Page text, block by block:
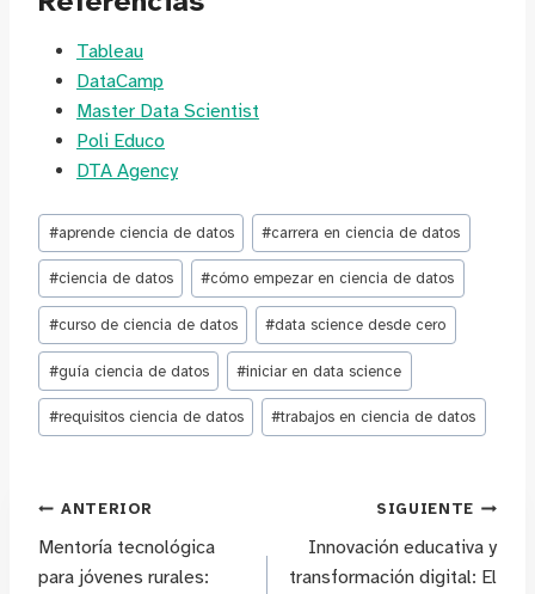
Tableau
DataCamp
Master Data Scientist
Poli Educo
DTA Agency
Etiquetas
de
la
entrada:
#aprende ciencia de datos #carrera en ciencia de datos
#ciencia de datos #cómo empezar en ciencia de datos
#curso de ciencia de datos #data science desde cero
#guía ciencia de datos #iniciar en data science
#requisitos ciencia de datos #trabajos en ciencia de datos
Navegación
de
ANTERIOR
Mentoría tecnológica
para jóvenes rurales:
SIGUIENTE
Innovación educativa y
transformación digital: El